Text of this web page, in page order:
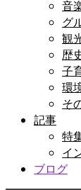
音
グ
観
歴
子
環
そ
記事
特
イ
ブログ